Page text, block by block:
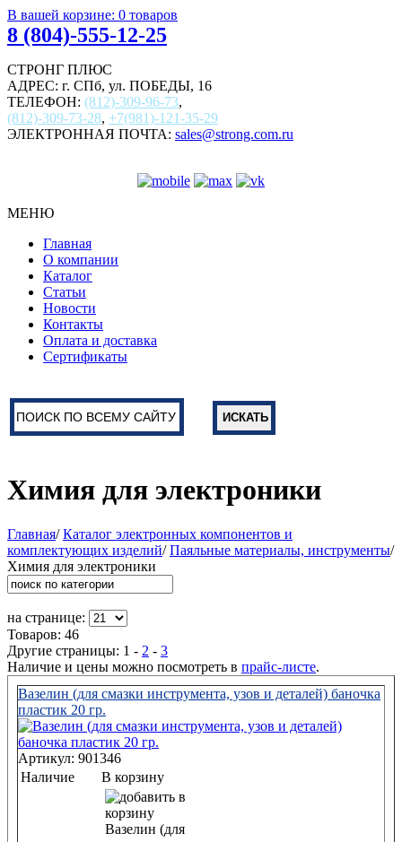
В вашей корзине: 0 товаров
8 (804)-555-12-25
СТРОНГ ПЛЮС
АДРЕС: г. СПб, ул. ПОБЕДЫ, 16
ТЕЛЕФОН: (812)-309-96-73,
(812)-309-73-28, +7(981)-121-35-29
ЭЛЕКТРОННАЯ ПОЧТА: sales@strong.com.ru
МЕНЮ
Главная
О компании
Каталог
Статьи
Новости
Контакты
Оплата и доставка
Сертификаты
Химия для электроники
Главная/Каталог электронных компонентов и
комплектующих изделий/Паяльные материалы, инструменты/
Химия для электроники
на странице:
Товаров: 46
Другие страницы: 1 - 2 - 3
Наличие и цены можно посмотреть в прайс-листе.
Вазелин (для смазки инструмента, узов и деталей) баночка
пластик 20 гр.
Артикул: 901346
Наличие
В корзину